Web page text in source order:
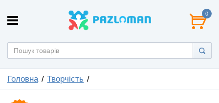
0
Головна Творчість